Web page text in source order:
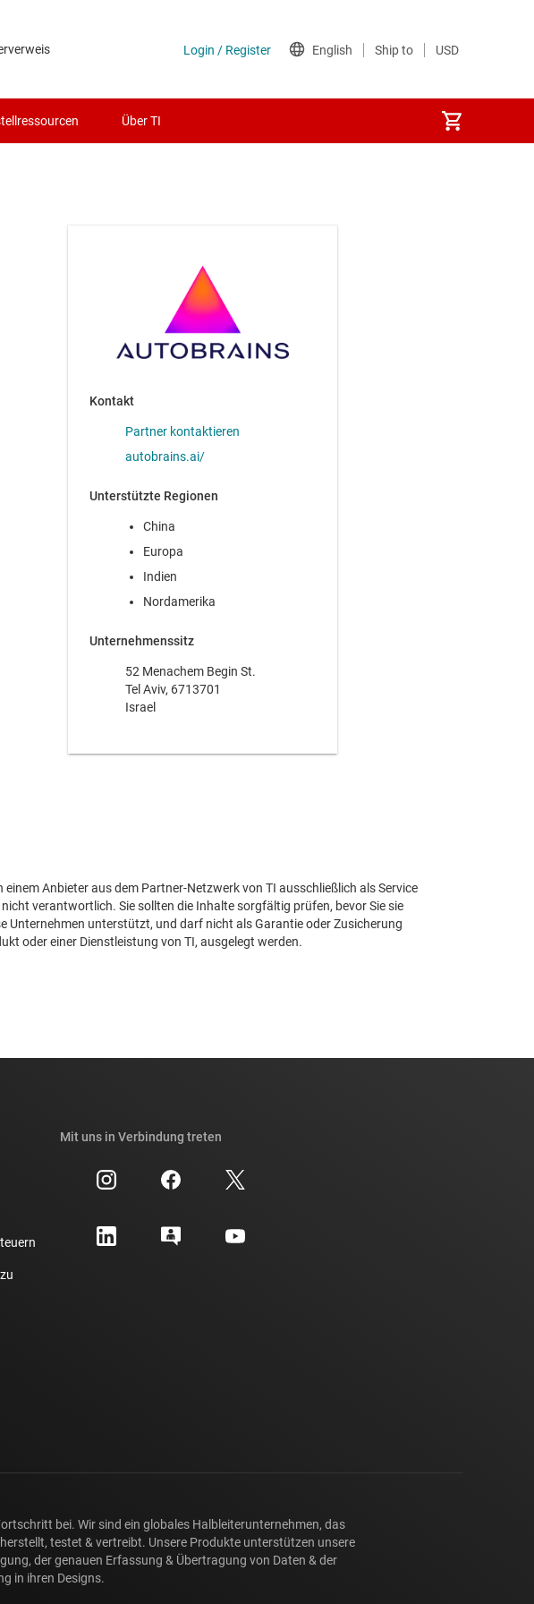
Über TI
Kontakt
Partner kontaktieren
autobrains.ai/
Unterstützte Regionen
China
Europa
Indien
Nordamerika
Unternehmenssitz
52 Menachem Begin St.
Tel Aviv, 6713701
Israel
Anbieter aus dem Partner-Netzwerk von TI ausschließlich als Service
verantwortlich. Sie sollten die Inhalte sorgfältig prüfen, bevor Sie sie
Unternehmen unterstützt, und darf nicht als Garantie oder Zusicherung
oder einer Dienstleistung von TI, ausgelegt werden.
Mit uns in Verbindung treten
bei. Wir sind ein globales Halbleiterunternehmen, das
testet & vertreibt. Unsere Produkte unterstützen unsere
der genauen Erfassung & Übertragung von Daten & der
in ihren Designs.